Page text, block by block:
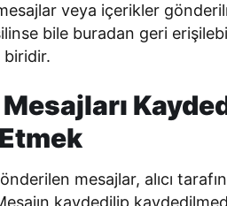
veya içerikler
bile buradan geri
Mesajları
mesajlar, alıcı
kaydedilip